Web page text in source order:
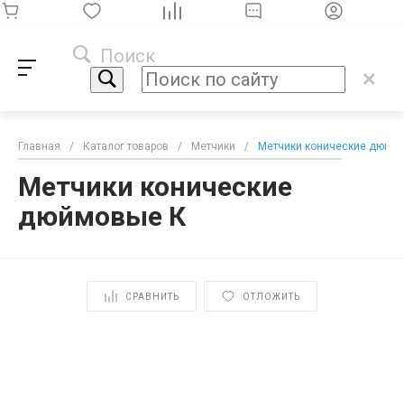
Поиск
Главная / Каталог товаров / Метчики / Метчики конические
Метчики конические
дюймовые К
СРАВНИТЬ ОТЛОЖИТЬ